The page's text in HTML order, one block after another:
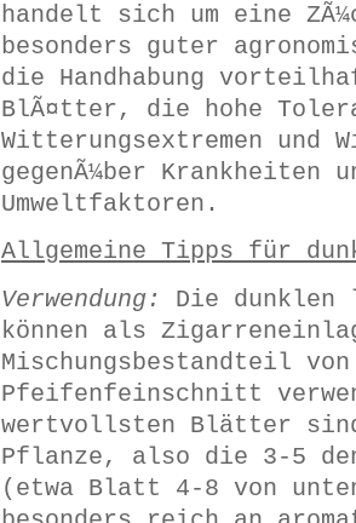
handelt sich um eine
besonders guter
die Handhabung
BlÃ¤tter, die hohe
Witterungsextremen und
gegenÃ¼ber Krankheiten
Umweltfaktoren.
Allgemeine Tipps für
Verwendung:
Die dunklen
können als
Mischungsbestandteil
Pfeifenfeinschnitt
wertvollsten Blätter
Pflanze, also die 3-5
(etwa Blatt 4-8 von